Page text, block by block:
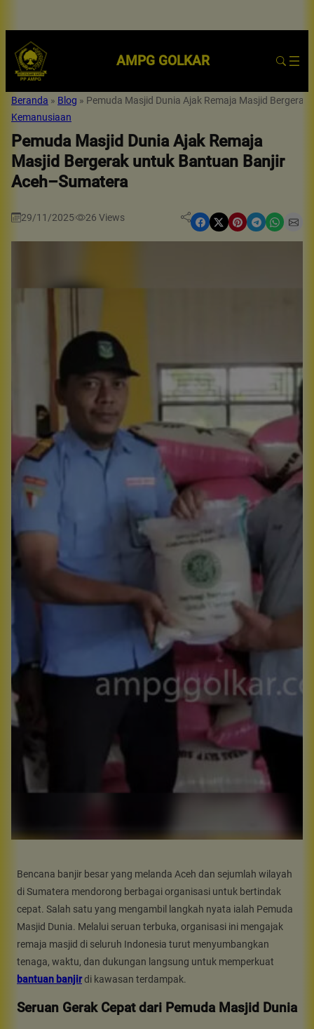
AMPG GOLKAR
Beranda » Blog » Pemuda Masjid Dunia Ajak Remaja Masjid
Kemanusiaan
Pemuda Masjid Dunia Ajak Remaja
Masjid Bergerak untuk Bantuan Banjir
Aceh–Sumatera
29/11/2025 26 Views Share on Facebook Share on X Share on Pinterest Share on Telegram Share on WhatsApp Share on Email
Bencana banjir besar yang melanda Aceh dan sejumlah wilayah
di Sumatera mendorong berbagai organisasi untuk bertindak
cepat. Salah satu yang mengambil langkah nyata ialah Pemuda
Masjid Dunia. Melalui seruan terbuka, organisasi ini mengajak
remaja masjid di seluruh Indonesia turut menyumbangkan
tenaga, waktu, dan dukungan langsung untuk memperkuat
bantuan banjirdi kawasan terdampak.
Seruan Gerak Cepat dari Pemuda Masjid Dunia